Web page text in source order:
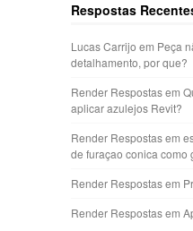
Respostas
Lucas Carrijo em Peça
detalhamento, por que?
Render Respostasem
aplicar azulejos Revit?
Render Respostasem
de furaçao conica como
Render Respostasem
Render Respostasem